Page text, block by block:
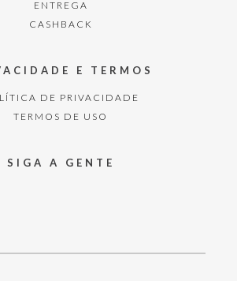
ENTREGA
CASHBACK
E TERMOS
DE PRIVACIDADE
TERMOS DE USO
SIGA A GENTE